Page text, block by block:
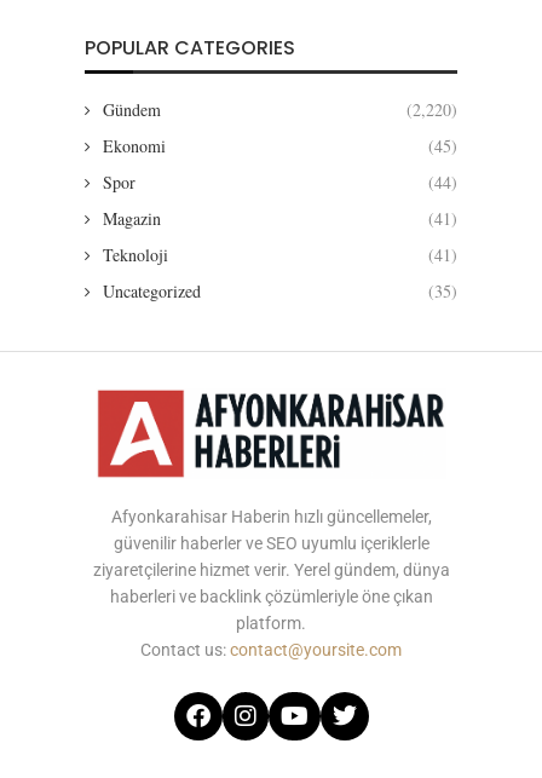
POPULAR CATEGORIES
Gündem
(2,220)
Ekonomi
(45)
Spor
(44)
Magazin
(41)
Teknoloji
(41)
Uncategorized
(35)
Afyonkarahisar Haberin hızlı güncellemeler,
güvenilir haberler ve SEO uyumlu içeriklerle
ziyaretçilerine hizmet verir. Yerel gündem, dünya
haberleri ve backlink çözümleriyle öne çıkan
platform.
Contact us:contact@yoursite.com